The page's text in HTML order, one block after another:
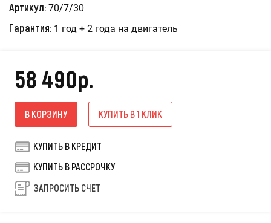
Артикул: 70/7/30
Гарантия: 1 год + 2 года на двигатель
58 490р.
В КОРЗИНУ КУПИТЬ В 1 КЛИК
КУПИТЬ В КРЕДИТ
КУПИТЬ В РАССРОЧКУ
ЗАПРОСИТЬ СЧЕТ